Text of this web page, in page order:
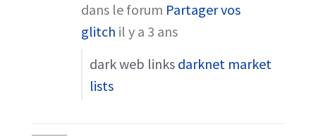
dans le forum Partager vos
glitch il y a 3 ans
dark web links darknet market
lists